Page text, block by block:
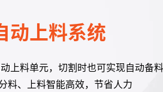
动上料系统
上料单元，切割时也可实现自动备
料智能高效，节省人力